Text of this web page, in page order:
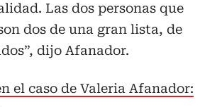
Las dos personas que
dos de una gran lista, de
dijo Afanador.
el caso de Valeria Afanador: